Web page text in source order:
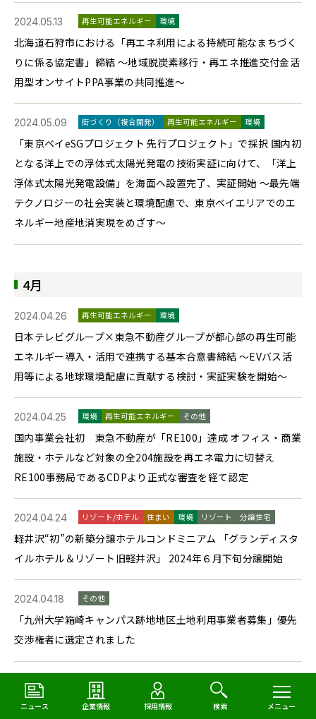
ニュース 企業情報 採用情報 検索 メニュー
2024.05.13 再生可能エネルギー 環境
北海道石狩市における「再エネ利用による持続可能なまちづく
りに係る協定書」締結 ～地域脱炭素移行・再エネ推進交付金活
用型オンサイトPPA事業の共同推進～
2024.05.09 街づくり（複合開発） 再生可能エネルギー 環境
「東京ベイeSGプロジェクト 先行プロジェクト」で採択 国内初
となる洋上での浮体式太陽光発電の技術実証に向けて、「洋上
浮体式太陽光発電設備」を海面へ設置完了、実証開始 ～最先端
テクノロジーの社会実装と環境配慮で、東京ベイエリアでのエ
ネルギー地産地消実現をめざす～
4月
2024.04.26 再生可能エネルギー 環境
日本テレビグループ×東急不動産グループが都心部の再生可能
エネルギー導入・活用で連携する基本合意書締結 ～EVバス活
用等による地球環境配慮に貢献する検討・実証実験を開始～
2024.04.25 環境 再生可能エネルギー その他
国内事業会社初 東急不動産が「RE100」達成 オフィス・商業
施設・ホテルなど対象の全204施設を再エネ電力に切替え
RE100事務局であるCDPより正式な審査を経て認定
2024.04.24 リゾート/ホテル 住まい 環境 リゾート 分譲住宅
軽井沢“初”の新築分譲ホテルコンドミニアム 「グランディスタ
イルホテル＆リゾート旧軽井沢」 2024年６月下旬分譲開始
2024.04.18 その他
「九州大学箱崎キャンパス跡地地区土地利用事業者募集」優先
交渉権者に選定されました
2024.04.18 住まい 街づくり（複合開発） 分譲住宅
～学生のアートを起点に地域とのつながりを創り出す～ 新築分